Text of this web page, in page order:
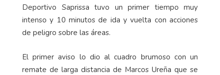
Deportivo Saprissa tuvo un primer tiempo muy
intenso y 10 minutos de ida y vuelta con acciones
de peligro sobre las áreas.
El primer aviso lo dio al cuadro brumoso con un
remate de larga distancia de Marcos Ureña que se